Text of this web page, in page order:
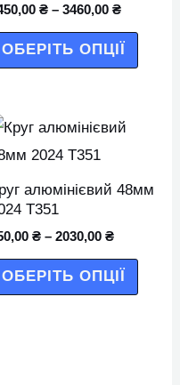
₴ – 3460,00 ₴
ОБЕРІТЬ ОПЦІЇ
алюмінієвий 48мм
Т351
₴ – 2030,00 ₴
ОБЕРІТЬ ОПЦІЇ